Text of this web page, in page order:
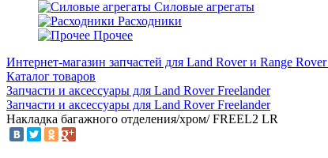
Силовые агрегаты
Расходники
Прочее
Интернет-магазин запчастей для Land Rover и Range Rover
Каталог товаров
Запчасти и аксессуары для Land Rover Freelander
Запчасти и аксессуары для Land Rover Freelander
Накладка багажного отделения/хром/ FREEL2 LR